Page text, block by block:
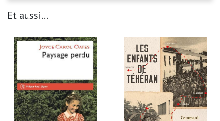
Et aussi...